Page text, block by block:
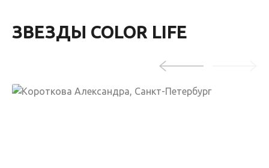
ЗВЕЗДЫ COLOR LIFE